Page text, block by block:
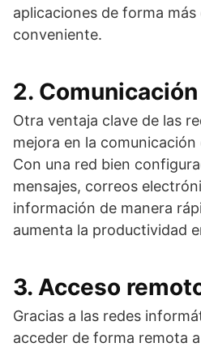
aplicaciones de forma
conveniente.
2.
Otra ventaja clave de las
mejora en la
Con una red bien
mensajes, correos
información de manera
aumenta la productividad
3. Acceso
Gracias a las redes
acceder de forma remota